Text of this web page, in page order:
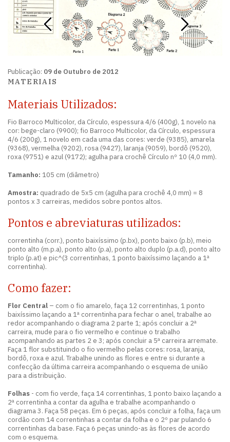
Publicação: 09 de Outubro de 2012
MATERIAIS
Materiais Utilizados:
Fio Barroco Multicolor, da Círculo, espessura 4/6 (400g), 1 novelo na
cor: bege-claro (9900); fio Barroco Multicolor, da Círculo, espessura
4/6 (200g), 1 novelo em cada uma das cores: verde (9385), amarela
(9368), vermelha (9202), rosa (9427), laranja (9059), bordô (9520),
roxa (9751) e azul (9172); agulha para crochê Círculo nº 10 (4,0 mm).
Tamanho: 105 cm (diâmetro)
Amostra: quadrado de 5x5 cm (agulha para crochê 4,0 mm) = 8
pontos x 3 carreiras, medidos sobre pontos altos.
Pontos e abreviaturas utilizados:
correntinha (corr.), ponto baixíssimo (p.bx), ponto baixo (p.b), meio
ponto alto (m.p.a), ponto alto (p.a), ponto alto duplo (p.a.d), ponto alto
triplo (p.at) e pic^(3 correntinhas, 1 ponto baixíssimo laçando a 1ª
correntinha).
Como fazer:
Flor Central – com o fio amarelo, faça 12 correntinhas, 1 ponto
baixíssimo laçando a 1ª correntinha para fechar o anel, trabalhe ao
redor acompanhando o diagrama 2 parte 1; após concluir a 2ª
carreira, mude para o fio vermelho e continue o trabalho
acompanhando as partes 2 e 3; após concluir a 5ª carreira arremate.
Faça 1 flor substituindo o fio vermelho pelas cores: rosa, laranja,
bordô, roxa e azul. Trabalhe unindo as flores e entre si durante a
confecção da última carreira acompanhando o esquema de união
para a distribuição.
Folhas - com fio verde, faça 14 correntinhas, 1 ponto baixo laçando a
2ª correntinha a contar da agulha e trabalhe acompanhando o
diagrama 3. Faça 58 peças. Em 6 peças, após concluir a folha, faça um
cordão com 14 correntinhas a contar da folha e o 2º par pulando 6
correntinhas da base. Faça 6 peças unindo-as às flores de acordo
com o esquema.